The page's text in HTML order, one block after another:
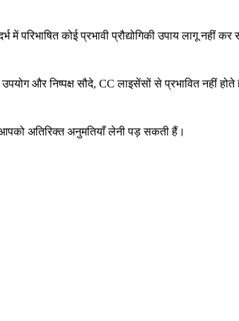
कोई प्रभावी प्रौद्योगिकी उपाय लागू नहीं
और निष्पक्ष सौदे, CC लाइसेंसों से प्रभावित नहीं होते
अतिरिक्त अनुमतियाँ लेनी पड़ सकती हैं।